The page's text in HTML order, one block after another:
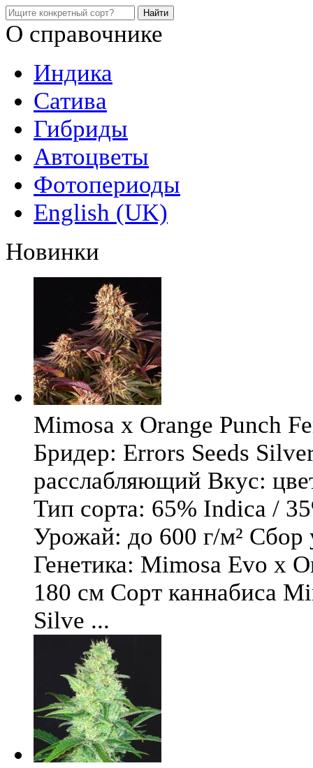
О справочнике
Индика
Сатива
Гибриды
Автоцветы
Фотопериоды
English (UK)
Новинки
Mimosa x Orange Punch
Бридер: Errors Seeds
расслабляющий Вкус:
Тип сорта: 65% Indica /
Урожай: до 600 г/м² Сбор
Генетика: Mimosa Evo x
180 см Сорт каннабиса
Silve ...